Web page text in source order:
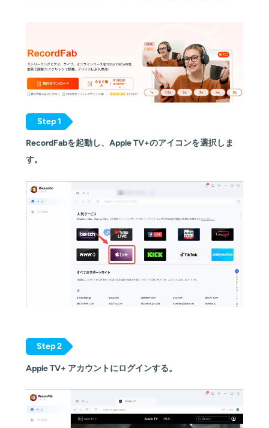
Step 1
RecordFabを起動し、Apple TV+のアイコンを選択しま
す。
Step 2
Apple TV+ アカウントにログインする。